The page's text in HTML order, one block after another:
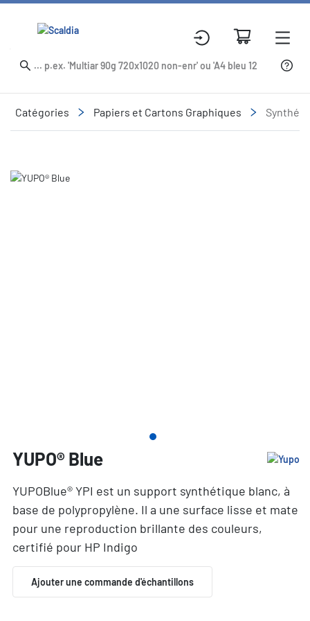
Catégories Papiers et Cartons Graphiques
Slide 1 of 1
YUPO® Blue
YUPOBlue® YPI est un support synthétique blanc, à
base de polypropylène. Il a une surface lisse et mate
pour une reproduction brillante des couleurs,
certifié pour HP Indigo
Ajouter une commande d'échantillons